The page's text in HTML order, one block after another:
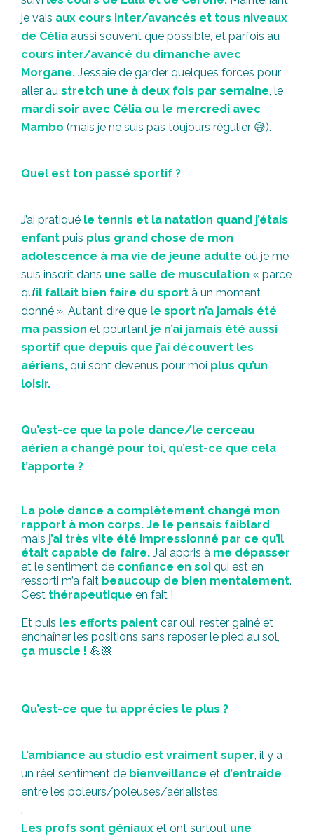
je vais aux cours inter/avancés et tous niveaux
de Célia aussi souvent que possible, et parfois au
cours inter/avancé du dimanche avec
Morgane. J’essaie de garder quelques forces pour
aller au stretch une à deux fois par semaine, le
mardi soir avec Célia ou le mercredi avec
Mambo (mais je ne suis pas toujours régulier 😅).
Quel est ton passé sportif ?
J’ai pratiqué le tennis et la natation quand j’étais
enfant puis plus grand chose de mon
adolescence à ma vie de jeune adulte où je me
suis inscrit dans une salle de musculation « parce
qu’il fallait bien faire du sport à un moment
donné ». Autant dire que le sport n’a jamais été
ma passion et pourtant je n’ai jamais été aussi
sportif que depuis que j’ai découvert les
aériens, qui sont devenus pour moi plus qu’un
loisir.
Qu’est-ce que la pole dance/le cerceau
aérien a changé pour toi, qu’est-ce que cela
t’apporte ?
La pole dance a complètement changé mon
rapport à mon corps. Je le pensais faiblard
mais j’ai très vite été impressionné par ce qu’il
était capable de faire. J’ai appris à me dépasser
et le sentiment de confiance en soi qui est en
ressorti m’a fait beaucoup de bien mentalement.
C’est thérapeutique en fait !
Et puis les efforts paient car oui, rester gainé et
enchaîner les positions sans reposer le pied au sol,
ça muscle ! 💪🏼
Qu’est-ce que tu apprécies le plus ?
L’ambiance au studio est vraiment super, il y a
un réel sentiment de bienveillance et d’entraide
entre les poleurs/poleuses/aérialistes.
.
Les profs sont géniaux et ont surtout une